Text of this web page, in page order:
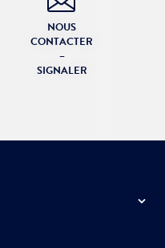
NOUS
CONTACTER
–
SIGNALER